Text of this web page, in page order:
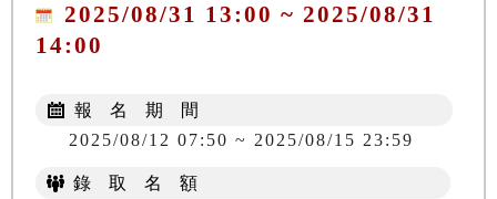
2025/08/31 13:00 ~ 2025/08/31
14:00
報 名 期 間
2025/08/12 07:50 ~ 2025/08/15 23:59
錄 取 名 額